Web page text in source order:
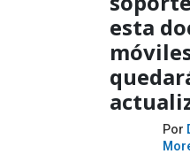
esta
Por